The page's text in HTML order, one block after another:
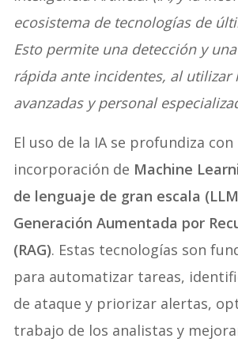
ecosistema de tecnologías de
Esto permite una detección y
rápida ante incidentes, al utilizar
avanzadas y personal
El uso de la IA se profundiza con
incorporación de Machine
de lenguaje de gran escala
Generación Aumentada por
(RAG). Estas tecnologías son
para automatizar tareas,
de ataque y priorizar alertas,
trabajo de los analistas y